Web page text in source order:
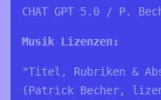
CHAT GPT 5.0 / P.
Musik Lizenzen:
"Titel, Rubriken &
(Patrick Becher,